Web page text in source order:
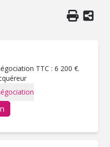
TTC : 6 200 €.